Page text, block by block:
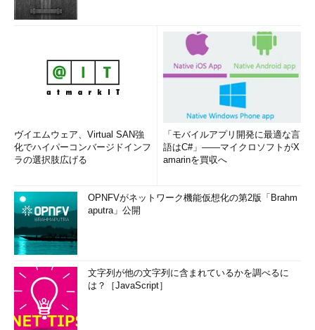
ヴイエムウェア、Virtual SAN強
化でハイパーコンバージドインフ
ラの選択肢広げる
「モバイルアプリ開発に最適な言
語はC#」――マイクロソフトがX
amarinを買収へ
OPNFVがネットワーク機能仮想化の第2版「Brahm
aputra」公開
文字列が他の文字列に含まれているかを調べるに
は？［JavaScript］